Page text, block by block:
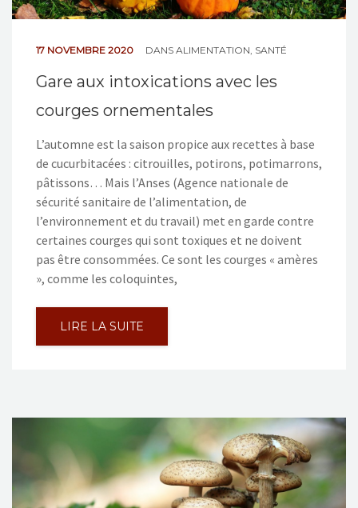
17 NOVEMBRE 2020 DANS ALIMENTATION SANTÉ
Gare aux intoxications avec les
courges ornementales
L’automne est la saison propice aux recettes à base
de cucurbitacées : citrouilles, potirons, potimarrons,
pâtissons… Mais l’Anses (Agence nationale de
sécurité sanitaire de l’alimentation, de
l’environnement et du travail) met en garde contre
certaines courges qui sont toxiques et ne doivent
pas être consommées. Ce sont les courges « amères
», comme les coloquintes,
LIRE LA SUITE